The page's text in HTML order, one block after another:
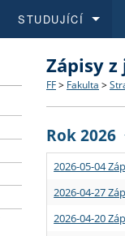
Struktura
Strategie
Podpora
Co
Učitelské
STUDUJÍCÍ
Rigorózní
O vědě a
Granty a
Aktuální
Zápisy
FF > Fakulta >
Rok 2026
2026-05-04
2026-04-27
2026-04-20